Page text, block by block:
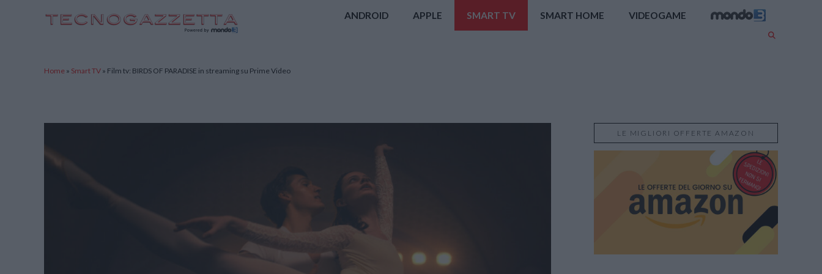
ANDROID APPLE SMART TV SMART HOME VIDEOGAME
Home » Smart TV » Film tv: BIRDS OF PARADISE in streaming su Prime Video
LE MIGLIORI OFFERTE AMAZON